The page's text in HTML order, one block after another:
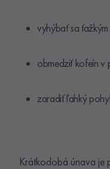
vyhýbať sa
obmedziť kofeín v
zaradiť ľahký
Krátkodobá únava je